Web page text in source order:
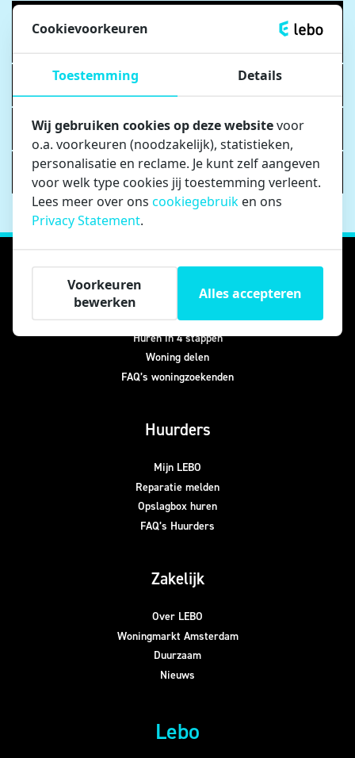
Zijn er naast de huurprijs nog
Kan ik een appartement bezichtigen?
Kan ik huurtoeslag ontvangen?
Hoe is het met mijn privacy geregeld?
Woning zoeken
Actueel aanbod
Huren in 4 stappen
Woning delen
FAQ’s woningzoekenden
Huurders
Mijn LEBO
Reparatie melden
Opslagbox huren
FAQ’s Huurders
Zakelijk
Over LEBO
Woningmarkt Amsterdam
Duurzaam
Nieuws
Lebo
Cookievoorkeuren
Toestemming Details
Wij gebruiken cookies op deze websitevoor
o.a. voorkeuren (noodzakelijk), statistieken,
personalisatie en reclame. Je kunt zelf aangeven
voor welk type cookies jij toestemming verleent.
Lees meer over ons cookiegebruik en ons
Privacy Statement.
Voorkeuren
bewerken
Alles accepteren